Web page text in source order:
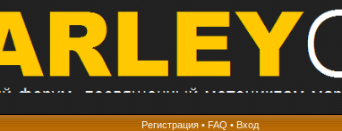
Регистрация• FAQ • Вход